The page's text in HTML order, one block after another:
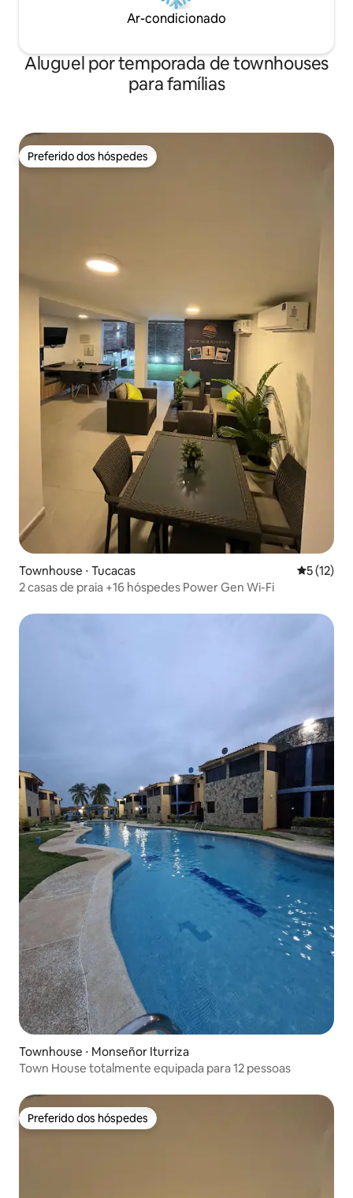
Ar-condicionado
Aluguel por temporada de townhouses
para famílias
Preferido dos hóspedes
Preferido dos hóspedes
Townhouse ⋅ Tucacas 5 de uma
5 (12)
2 casas de praia +16 hóspedes Power Gen Wi-Fi
Townhouse ⋅ Monseñor Iturriza
Town House totalmente equipada para 12 pessoas
Preferido dos hóspedes
Preferido dos hóspedes